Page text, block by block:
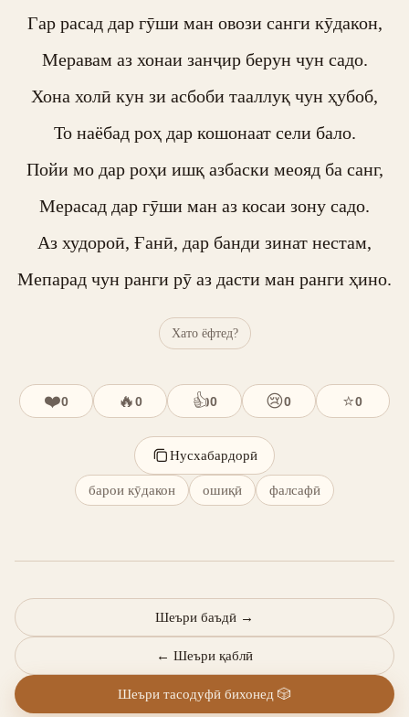
Гар расад дар гӯши ман овози санги кӯдакон,
Меравам аз хонаи занҷир берун чун садо.
Хона холӣ кун зи асбоби тааллуқ чун ҳубоб,
То наёбад роҳ дар кошонаат сели бало.
Пойи мо дар роҳи ишқ азбаски меояд ба санг,
Мерасад дар гӯши ман аз косаи зону садо.
Аз худороӣ, Ғанӣ, дар банди зинат нестам,
Мепарад чун ранги рӯ аз дасти ман ранги ҳино.
Хато ёфтед?
❤️0 🔥0 👍0 😢0 ⭐0
Нусхабардорӣ
барои кӯдакон ошиқӣ фалсафӣ
← Шеъри қаблӣ
Шеъри баъдӣ →
Шеъри тасодуфӣ бихонед 🎲